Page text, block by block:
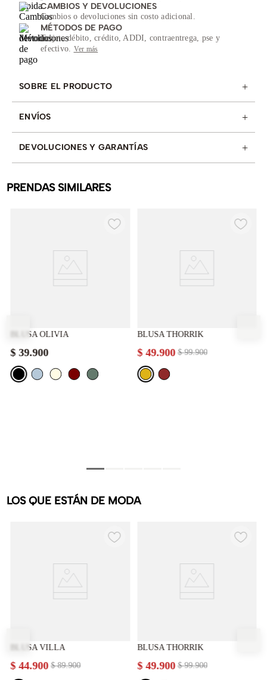
CAMBIOS Y DEVOLUCIONES
Cambios o devoluciones sin costo adicional.
MÉTODOS DE PAGO
Tarjeta débito, crédito, ADDI, contraentrega, pse y
efectivo. Ver más
SOBRE EL PRODUCTO +
ENVÍOS +
DEVOLUCIONES Y GARANTÍAS +
PRENDAS SIMILARES
BLUSA OLIVIA
$ 39.900
BLUSA THORRIK
$ 99.900
$ 49.900
LOS QUE ESTÁN DE MODA
BLUSA VILLA
$ 89.900
$ 44.900
BLUSA THORRIK
$ 99.900
$ 49.900